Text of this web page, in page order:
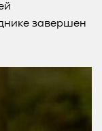
завершен